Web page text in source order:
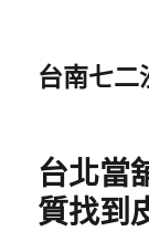
台南七二
台北當
質找到